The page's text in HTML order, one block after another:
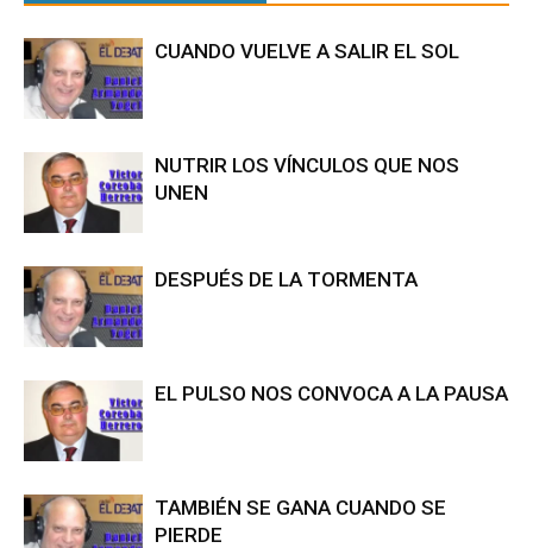
CUANDO VUELVE A SALIR EL SOL
NUTRIR LOS VÍNCULOS QUE NOS
UNEN
DESPUÉS DE LA TORMENTA
EL PULSO NOS CONVOCA A LA PAUSA
TAMBIÉN SE GANA CUANDO SE
PIERDE